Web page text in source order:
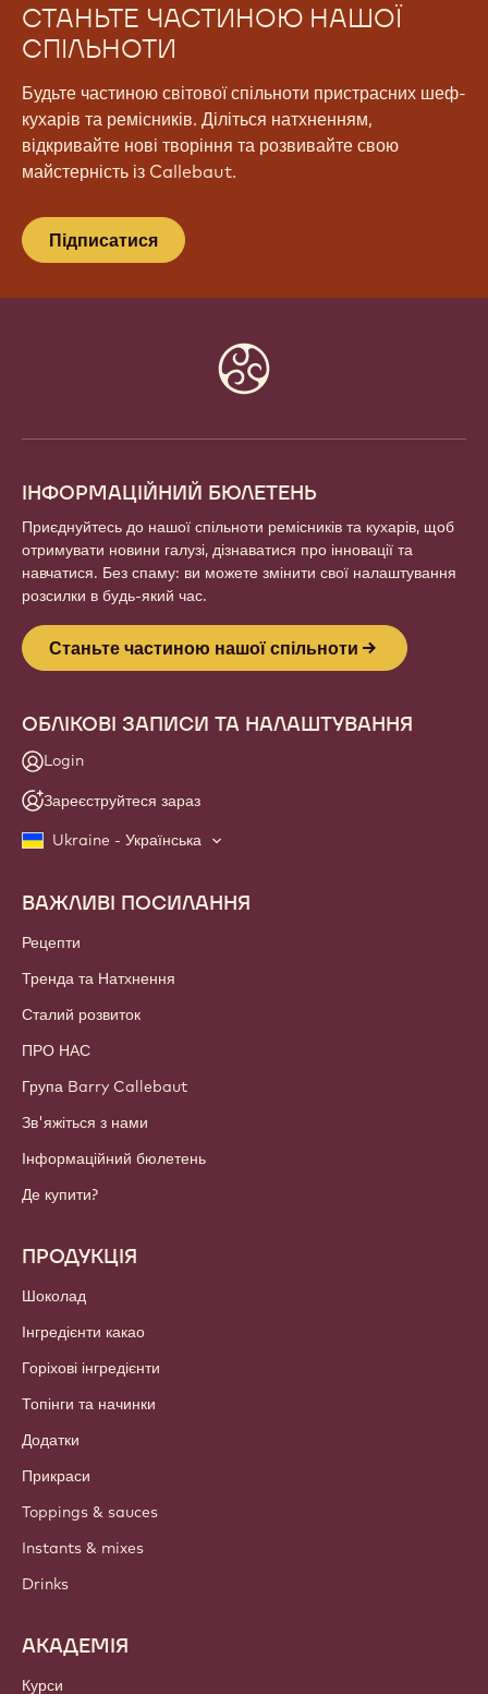
СТАНЬТЕ ЧАСТИНОЮ НАШОЇ
СПІЛЬНОТИ
Будьте частиною світової спільноти пристрасних шеф-
кухарів та ремісників. Діліться натхненням,
відкривайте нові творіння та розвивайте свою
майстерність із Callebaut.
Підписатися
ІНФОРМАЦІЙНИЙ БЮЛЕТЕНЬ
Приєднуйтесь до нашої спільноти ремісників та кухарів, щоб
отримувати новини галузі, дізнаватися про інновації та
навчатися. Без спаму: ви можете змінити свої налаштування
розсилки в будь-який час.
Станьте частиною нашої спільноти
ОБЛІКОВІ ЗАПИСИ ТА НАЛАШТУВАННЯ
Login
Зареєструйтеся зараз
Ukraine - Українська
Footer
Callebaut
ВАЖЛИВІ ПОСИЛАННЯ
Рецепти
Тренда та Натхнення
Сталий розвиток
ПРО НАС
Група Barry Callebaut
Зв'яжіться з нами
Інформаційний бюлетень
Де купити?
ПРОДУКЦІЯ
Шоколад
Інгредієнти какао
Горіхові інгредієнти
Топінги та начинки
Додатки
Прикраси
Toppings & sauces
Instants & mixes
Drinks
АКАДЕМІЯ
Курси